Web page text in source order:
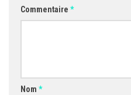
Commentaire *
Nom *